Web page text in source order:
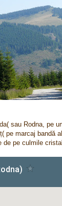
sau Rodna, pe
pe marcaj bandă
de pe culmile